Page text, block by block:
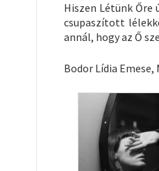
Hiszen Létünk
csupaszított
annál, hogy az Ő
Bodor Lídia Emese,